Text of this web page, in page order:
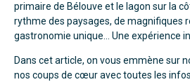
primaire de Bélouve et le lagon sur la
rythme des paysages, de magnifiques
gastronomie unique… Une expérience
Dans cet article, on vous emmène sur
nos coups de cœur avec toutes les